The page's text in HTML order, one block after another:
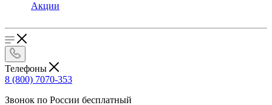
Акции
Телефоны
8 (800) 7070-353
Звонок по России бесплатный